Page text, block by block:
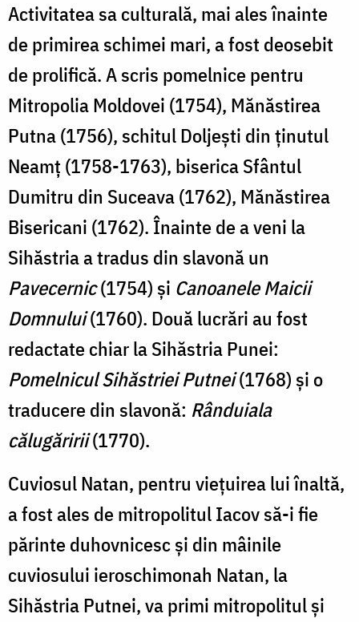
Activitatea sa culturală, mai ales înainte
de primirea schimei mari, a fost deosebit
de prolifică. A scris pomelnice pentru
Mitropolia Moldovei (1754), Mănăstirea
Putna (1756), schitul Doljeşti din ţinutul
Neamţ (1758-1763), biserica Sfântul
Dumitru din Suceava (1762), Mănăstirea
Bisericani (1762). Înainte de a veni la
Sihăstria a tradus din slavonă un
Pavecernic(1754) şi Canoanele Maicii
Domnului(1760). Două lucrări au fost
redactate chiar la Sihăstria Punei:
Pomelnicul Sihăstriei Putnei(1768) şi o
traducere din slavonă: Rânduiala
călugăririi(1770).
Cuviosul Natan, pentru viețuirea lui înaltă,
a fost ales de mitropolitul Iacov să-i fie
părinte duhovnicesc și din mâinile
cuviosului ieroschimonah Natan, la
Sihăstria Putnei, va primi mitropolitul şi